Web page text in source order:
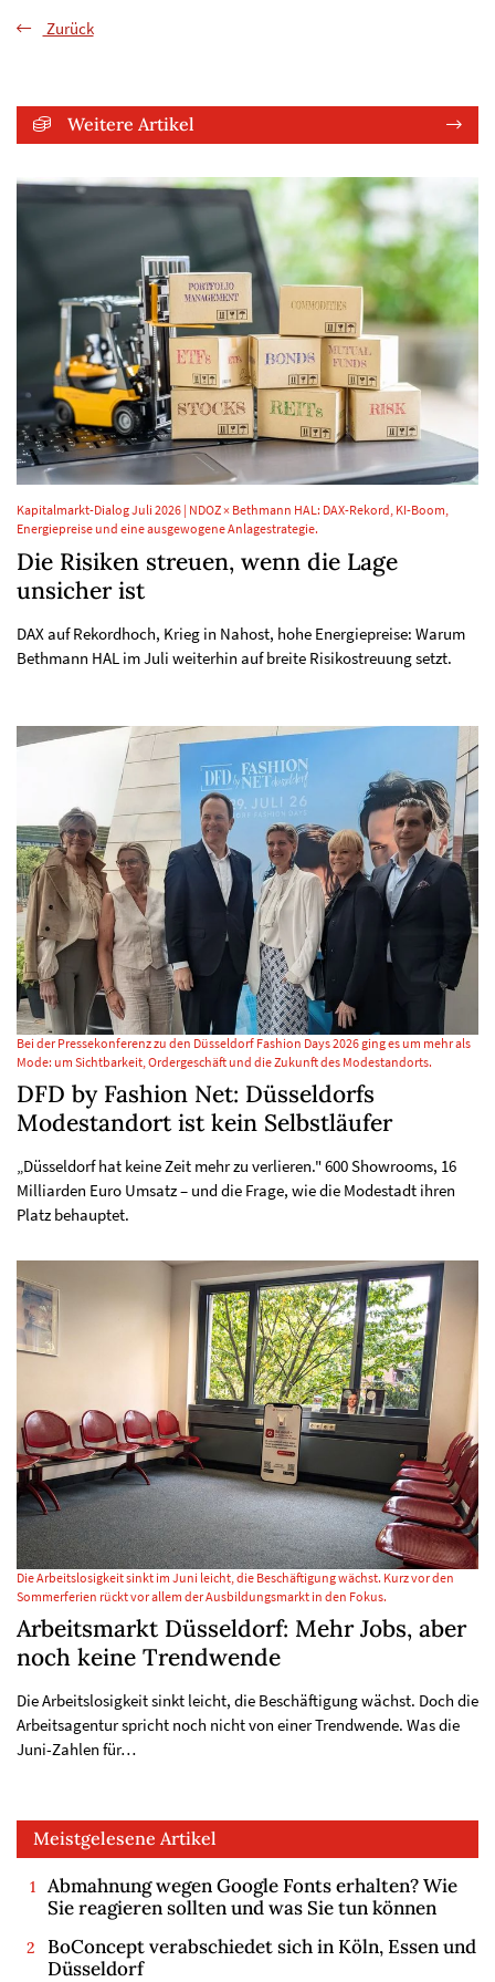
Zurück
Weitere Artikel
Kapitalmarkt-Dialog Juli 2026 | NDOZ × Bethmann HAL: DAX-Rekord, KI-Boom,
Energiepreise und eine ausgewogene Anlagestrategie.
Die Risiken streuen, wenn die Lage
unsicher ist
DAX auf Rekordhoch, Krieg in Nahost, hohe Energiepreise: Warum
Bethmann HAL im Juli weiterhin auf breite Risikostreuung setzt.
Bei der Pressekonferenz zu den Düsseldorf Fashion Days 2026 ging es um mehr als
Mode: um Sichtbarkeit, Ordergeschäft und die Zukunft des Modestandorts.
DFD by Fashion Net: Düsseldorfs
Modestandort ist kein Selbstläufer
„Düsseldorf hat keine Zeit mehr zu verlieren." 600 Showrooms, 16
Milliarden Euro Umsatz – und die Frage, wie die Modestadt ihren
Platz behauptet.
Die Arbeitslosigkeit sinkt im Juni leicht, die Beschäftigung wächst. Kurz vor den
Sommerferien rückt vor allem der Ausbildungsmarkt in den Fokus.
Arbeitsmarkt Düsseldorf: Mehr Jobs, aber
noch keine Trendwende
Die Arbeitslosigkeit sinkt leicht, die Beschäftigung wächst. Doch die
Arbeitsagentur spricht noch nicht von einer Trendwende. Was die
Juni-Zahlen für…
Meistgelesene Artikel
Abmahnung wegen Google Fonts erhalten? Wie
Sie reagieren sollten und was Sie tun können
BoConcept verabschiedet sich in Köln, Essen und
Düsseldorf